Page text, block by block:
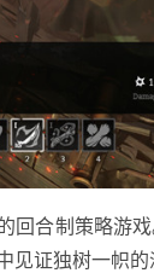
合制策略游戏
证独树一帜的